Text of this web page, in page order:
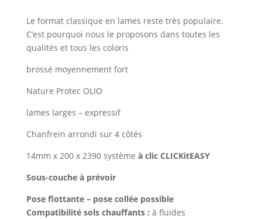
Le format classique en lames reste très populaire.
C’est pourquoi nous le proposons dans toutes les
qualités et tous les coloris
brossé moyennement fort
Nature Protec OLIO
lames larges – expressif
Chanfrein arrondi sur 4 côtés
14mm x 200 x 2390 système à clic CLICKitEASY
Sous-couche à prévoir
Pose flottante – pose collée possible
Compatibilité sols chauffants : à fluides